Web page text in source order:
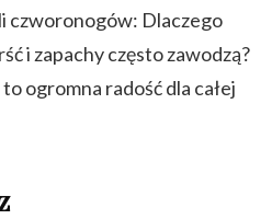
czworonogów: Dlaczego
i zapachy często zawodzą?
ogromna radość dla całej